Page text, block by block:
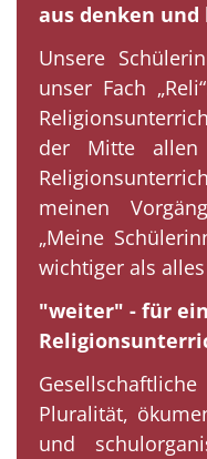
aus denken und
Unsere
unser Fach
der Mitte allen
meinen
„Meine
wichtiger als alles
"weiter" - für
Pluralität,
und